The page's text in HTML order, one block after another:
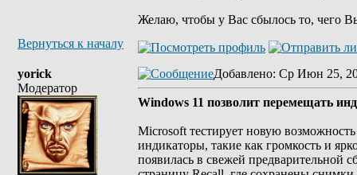
Желаю, чтобы у Вас сбылось то, чего
Вернуться к началу
yorick
Модератор
Добавлено: Ср Июн 25,
Windows 11 позволит перемещать
Microsoft тестирует новую
индикаторы, такие как громкость и
появилась в свежей предварительной